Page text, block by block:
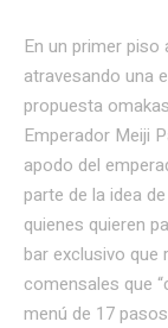
En un primer
atravesando una
propuesta
Emperador Meiji
apodo del
parte de la idea
quienes quieren
bar exclusivo
comensales que
menú de 17